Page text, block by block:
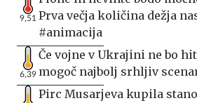
9,51 Prva večja količina dežja
#animacija
6,39
Če vojne v Ukrajini ne bo
mogoč najbolj srhljiv
Pirc Musarjeva kupila